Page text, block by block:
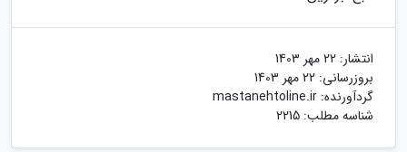
انتشار: 22 مهر 1403
بروزرسانی: 22 مهر 1403
گردآورنده: mastanehtoline.ir
شناسه مطلب: 2215